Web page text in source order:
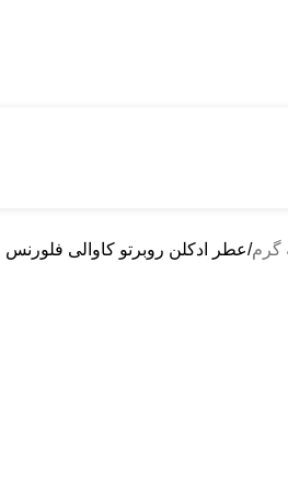
گرم عطر ادکلن روبرتو کاوالی فلورنس | Roberto Cavalli Florence